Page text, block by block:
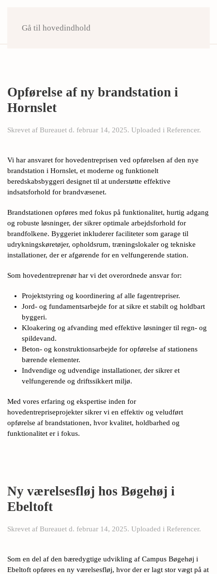
Gå til hovedindhold
Opførelse af ny brandstation i
Hornslet
Skrevet af Bureauet d. februar 14, 2025. Uploaded i Referencer.
Vi har ansvaret for hovedentreprisen ved opførelsen af den nye
brandstation i Hornslet, et moderne og funktionelt
beredskabsbyggeri designet til at understøtte effektive
indsatsforhold for brandvæsenet.
Brandstationen opføres med fokus på funktionalitet, hurtig adgang
og robuste løsninger, der sikrer optimale arbejdsforhold for
brandfolkene. Byggeriet inkluderer faciliteter som garage til
udrykningskøretøjer, opholdsrum, træningslokaler og tekniske
installationer, der er afgørende for en velfungerende station.
Som hovedentreprenør har vi det overordnede ansvar for:
Projektstyring og koordinering af alle fagentrepriser.
Jord- og fundamentsarbejde for at sikre et stabilt og holdbart
byggeri.
Kloakering og afvanding med effektive løsninger til regn- og
spildevand.
Beton- og konstruktionsarbejde for opførelse af stationens
bærende elementer.
Indvendige og udvendige installationer, der sikrer et
velfungerende og driftssikkert miljø.
Med vores erfaring og ekspertise inden for
hovedentrepriseprojekter sikrer vi en effektiv og veludført
opførelse af brandstationen, hvor kvalitet, holdbarhed og
funktionalitet er i fokus.
Ny værelsesfløj hos Bøgehøj i
Ebeltoft
Skrevet af Bureauet d. februar 14, 2025. Uploaded i Referencer.
Som en del af den bæredygtige udvikling af Campus Bøgehøj i
Ebeltoft opføres en ny værelsesfløj, hvor der er lagt stor vægt på at